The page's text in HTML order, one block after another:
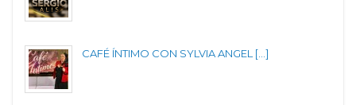
CAFÉ ÍNTIMO CON SYLVIA ANGEL [...]